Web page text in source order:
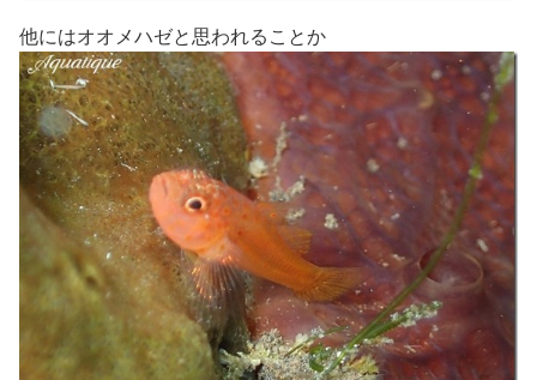
他にはオオメハゼと思われることか